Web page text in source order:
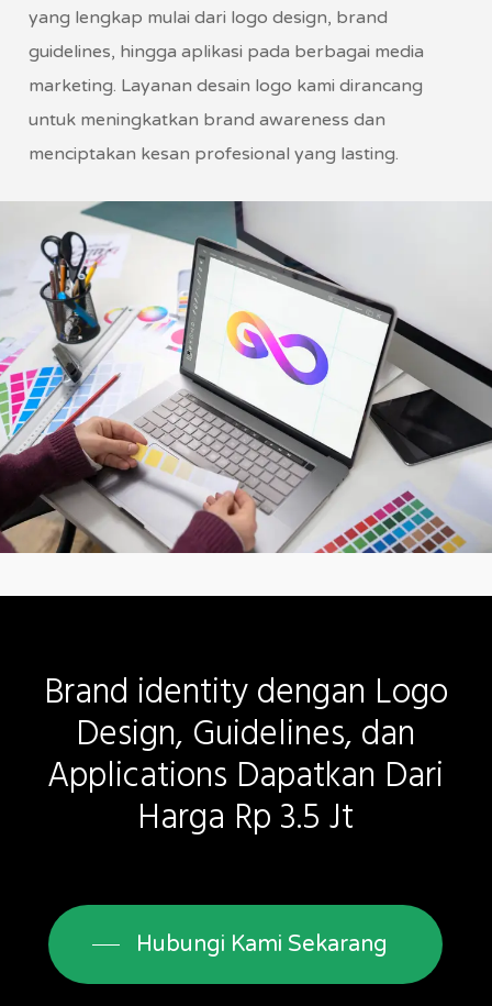
yang lengkap mulai dari logo design, brand
guidelines, hingga aplikasi pada berbagai media
marketing. Layanan desain logo kami dirancang
untuk meningkatkan brand awareness dan
menciptakan kesan profesional yang lasting.
Brand identitydengan Logo
Design, Guidelines,dan
Applications Dapatkan Dari
Harga Rp3.5 Jt
Hubungi Kami Sekarang